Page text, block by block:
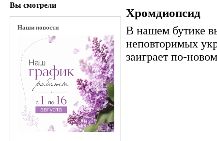
Вы смотрели
Наши новости
Хромдиопсид
В нашем бутике
неповторимых
заиграет по-